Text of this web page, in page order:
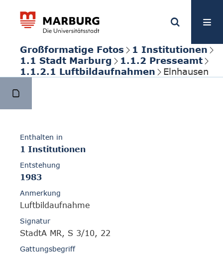
Großformatige Fotos
1 Institutionen
1.1 Stadt Marburg
1.1.2 Presseamt
1.1.2.1 Luftbildaufnahmen
Elnhausen
Enthalten in
1 Institutionen
Entstehung
1983
Anmerkung
Luftbildaufnahme
Signatur
StadtA MR, S 3/10, 22
Gattungsbegriff